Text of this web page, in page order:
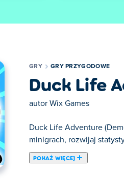
GRY GRY PRZYGODOWE
Duck Life
autor Wix Games
Duck Life Adventure
minigrach, rozwijaj
POKAŻ WIĘCEJ
Adventure (Demo). Duck Life